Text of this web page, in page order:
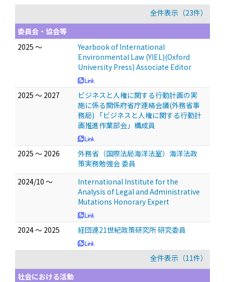
全件表示（23件）
委員会・協会等
2025 ～
Yearbook of International
Environmental Law (YIEL)(Oxford
University Press) Associate Editor
2025 ～ 2027
ビジネスと人権に関する行動計画の実
施に係る関係府省庁連絡会議(外務省事
務局) 「ビジネスと人権に関する行動計
画推進作業部会」構成員
2025 ～ 2026
外務省（国際法局海洋法室）海洋法政
策実務勉強会 委員
2024/10 ～
International Institute for the
Analysis of Legal and Administrative
Mutations Honorary Expert
2024 ～ 2025 経団連21世紀政策研究所 研究委員
全件表示（11件）
社会における活動